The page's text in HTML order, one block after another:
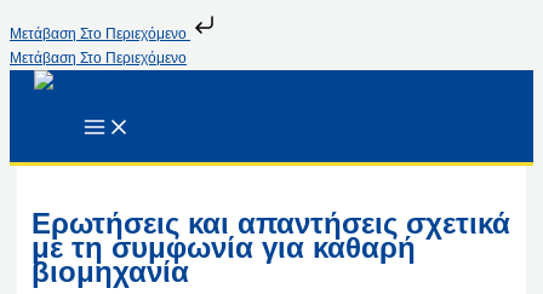
Μετάβαση Στο Περιεχόμενο
Μετάβαση Στο Περιεχόμενο
Ερωτήσεις και απαντήσεις σχετικά
με τη συμφωνία για καθαρή
βιομηχανία